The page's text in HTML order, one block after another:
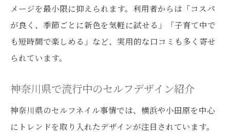
メージを最小限に抑えられます。利用者からは「コスパ
が良く、季節ごとに新色を気軽に試せる」「子育て中で
も短時間で楽しめる」など、実用的な口コミも多く寄せ
られています。
神奈川県で流行中のセルフデザイン紹介
神奈川県のセルフネイル事情では、横浜や小田原を中心
にトレンドを取り入れたデザインが注目されています。